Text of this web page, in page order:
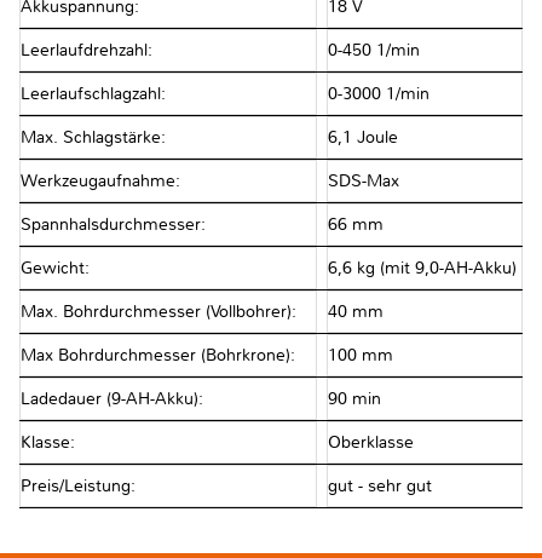
Akkuspannung: 18 V
Leerlaufdrehzahl: 0-450 1/min
Leerlaufschlagzahl: 0-3000 1/min
Max. Schlagstärke: 6,1 Joule
Werkzeugaufnahme: SDS-Max
Spannhalsdurchmesser: 66 mm
Gewicht: 6,6 kg (mit 9,0-AH-Akku)
Max. Bohrdurchmesser (Vollbohrer): 40 mm
Max Bohrdurchmesser (Bohrkrone): 100 mm
Ladedauer (9-AH-Akku): 90 min
Klasse: Oberklasse
Preis/Leistung: gut - sehr gut